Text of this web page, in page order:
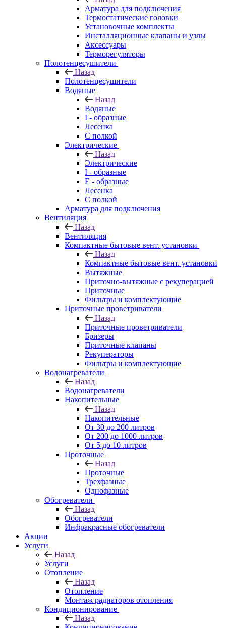
Арматура для подключения
Термостатические головки
Установочные комплекты
Инсталляционные клапаны и узлы
Аксессуары
Терморегуляторы
Полотенцесушители
Назад
Полотенцесушители
Водяные
Назад
Водяные
I - образные
Лесенка
С полкой
Электрические
Назад
Электрические
I - образные
E - образные
Лесенка
С полкой
Арматура для подключения
Вентиляция
Назад
Вентиляция
Компактные бытовые вент. установки
Назад
Компактные бытовые вент. установки
Вытяжные
Приточно-вытяжные с рекуперацией
Приточные
Фильтры и комплектующие
Приточные проветриватели
Назад
Приточные проветриватели
Бризеры
Приточные клапаны
Рекуператоры
Фильтры и комплектующие
Водонагреватели
Назад
Водонагреватели
Накопительные
Назад
Накопительные
От 30 до 200 литров
От 200 до 1000 литров
От 5 до 10 литров
Проточные
Назад
Проточные
Трехфазные
Однофазные
Обогреватели
Назад
Обогреватели
Инфракрасные обогреватели
Акции
Услуги
Назад
Услуги
Отопление
Назад
Отопление
Монтаж радиаторов отопления
Кондиционирование
Назад